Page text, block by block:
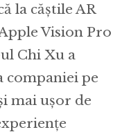
la căștile AR
Vision Pro
Chi Xu a
companiei pe
mai ușor de